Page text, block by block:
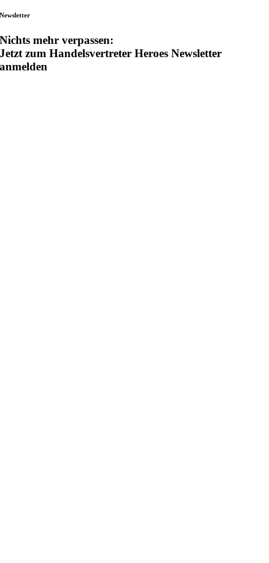
Newsletter
Nichts mehr verpassen:
Jetzt zum Handelsvertreter Heroes Newsletter
anmelden